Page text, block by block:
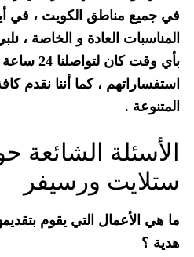
في جميع مناطق الكويت ، في
المناسبات العادة و الخاصة ،
بأي وقت
استفساراتهم ، كما أننا نقدم
المتنوعة .
الأسئلة الشائعة
ستلايت ورسيفر
ما هي الأعمال التي يقوم
هدية ؟